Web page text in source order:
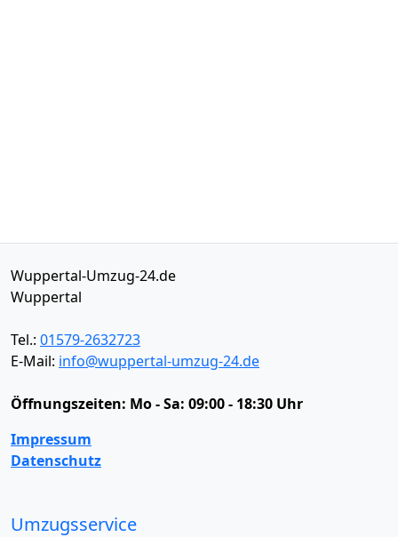
Wuppertal-Umzug-24.de
Wuppertal
Tel.: 01579-2632723
E-Mail: info@wuppertal-umzug-24.de
Öffnungszeiten: Mo - Sa: 09:00 - 18:30 Uhr
Impressum
Datenschutz
Umzugsservice